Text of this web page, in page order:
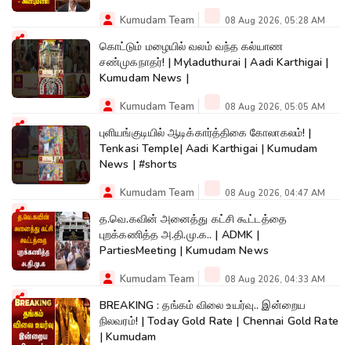
Kumudam Team 08 Aug 2026, 05:28 AM
கொட்டும் மழையில் வலம் வந்த கல்யாண
சண்முகநாதர்! | Myladuthurai | Aadi Karthigai |
Kumudam News |
Kumudam Team 08 Aug 2026, 05:05 AM
புளியங்குடியில் ஆடிக்கார்த்திகை கோலாகலம்! |
Tenkasi Temple| Aadi Karthigai | Kumudam
News | #shorts
Kumudam Team 08 Aug 2026, 04:47 AM
த.வெ.கவின் அனைத்து கட்சி கூட்டத்தை
புறக்கணித்த அ.தி.மு.க.. | ADMK |
PartiesMeeting | Kumudam News
Kumudam Team 08 Aug 2026, 04:33 AM
BREAKING : தங்கம் விலை உயர்வு.. இன்றைய
நிலவரம்! | Today Gold Rate | Chennai Gold Rate
| Kumudam